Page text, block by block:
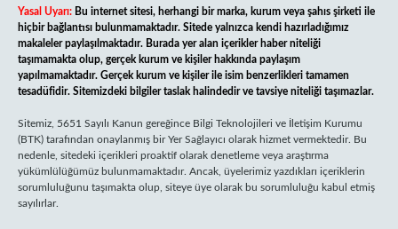
Yasal Uyarı: Bu internet sitesi, herhangi bir marka, kurum veya şahıs şirketi ile
hiçbir bağlantısı bulunmamaktadır. Sitede yalnızca kendi hazırladığımız
makaleler paylaşılmaktadır. Burada yer alan içerikler haber niteliği
taşımamakta olup, gerçek kurum ve kişiler hakkında paylaşım
yapılmamaktadır. Gerçek kurum ve kişiler ile isim benzerlikleri tamamen
tesadüfidir. Sitemizdeki bilgiler taslak halindedir ve tavsiye niteliği taşımazlar.
Sitemiz, 5651 Sayılı Kanun gereğince Bilgi Teknolojileri ve İletişim Kurumu
(BTK) tarafından onaylanmış bir Yer Sağlayıcı olarak hizmet vermektedir. Bu
nedenle, sitedeki içerikleri proaktif olarak denetleme veya araştırma
yükümlülüğümüz bulunmamaktadır. Ancak, üyelerimiz yazdıkları içeriklerin
sorumluluğunu taşımakta olup, siteye üye olarak bu sorumluluğu kabul etmiş
sayılırlar.